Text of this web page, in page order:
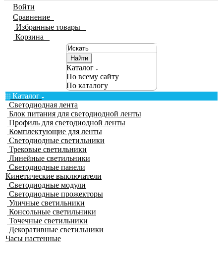
Войти
Сравнение
Избранные товары
Корзина
Найти
Каталог
По всему сайту
По каталогу
Каталог
Светодиодная лента
Блок питания для светодиодной ленты
Профиль для светодиодной ленты
Комплектующие для ленты
Светодиодные светильники
Трековые светильники
Линейные светильники
Светодиодные панели
Кинетические выключатели
Светодиодные модули
Светодиодные прожекторы
Уличные светильники
Консольные светильники
Точечные светильники
Декоративные светильники
Часы настенные